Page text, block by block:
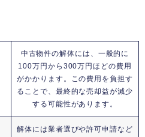
中古物件の解体には、一般的に
100万円から300万円ほどの費用
がかかります。この費用を負担す
ることで、最終的な売却益が減少
する可能性があります。
解体には業者選びや許可申請など